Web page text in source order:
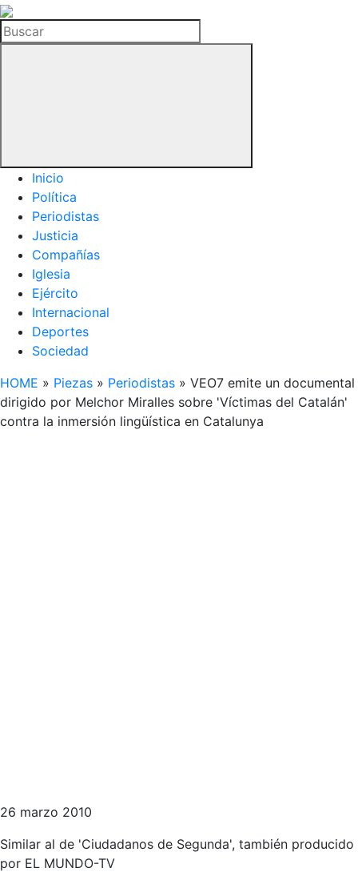
La
Hemeroteca
del
Buscar
Inicio
Política
Periodistas
Justicia
Compañías
Iglesia
Ejército
Internacional
Deportes
Sociedad
HOME » Piezas » Periodistas » VEO7 emite un documental
dirigido por Melchor Miralles sobre 'Víctimas del Catalán'
contra la inmersión lingüística en Catalunya
26 marzo 2010
Similar al de 'Ciudadanos de Segunda', también producido
por EL MUNDO-TV